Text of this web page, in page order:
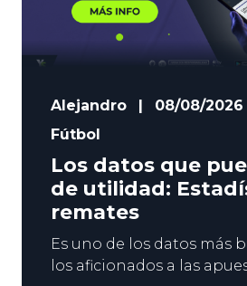
Alejandro |
08/08/2026
Fútbol
Los datos que
de utilidad:
remates
Es uno de los datos más
los aficionados a las